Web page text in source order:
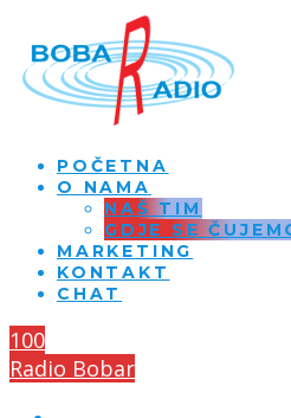
POČETNA
O NAMA
NAŠ TIM
GDJE SE
MARKETING
KONTAKT
CHAT
100
Radio Bobar